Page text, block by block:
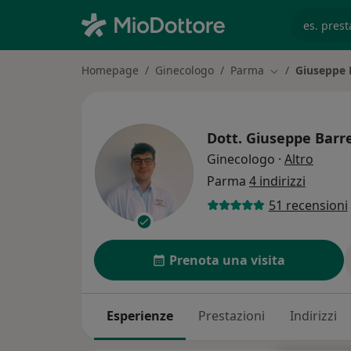
Homepage Ginecologo Parma Cambia città
Giuseppe
Dott. Giuseppe
Ginecologo · Altro
Parma 4 indirizzi
51 recensioni
Prenota una visita
Esperienze Prestazioni Indirizzi